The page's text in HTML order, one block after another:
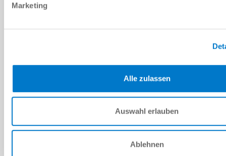
Marketing
Alle zulassen
Auswahl erlauben
Ablehnen
설치 및 작동 지침